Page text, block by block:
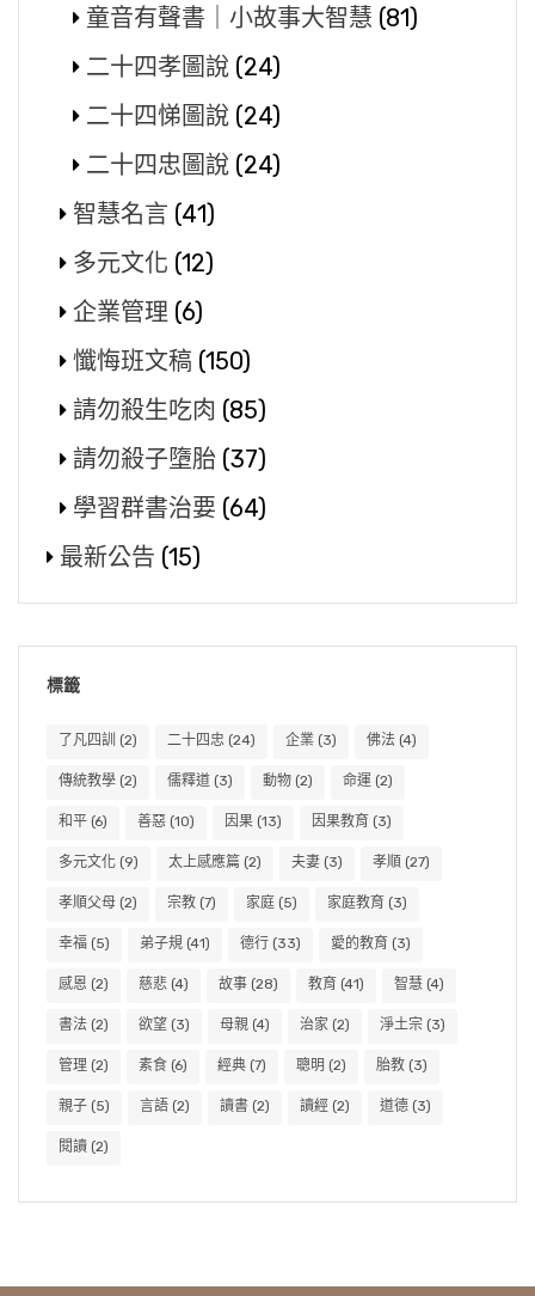
童音有聲書｜小故事大智慧 (81)
二十四孝圖說 (24)
二十四悌圖說 (24)
二十四忠圖說 (24)
智慧名言 (41)
多元文化 (12)
企業管理 (6)
懺悔班文稿 (150)
請勿殺生吃肉 (85)
請勿殺子墮胎 (37)
學習群書治要 (64)
最新公告 (15)
標籤
了凡四訓 (2) 二十四忠 (24) 企業 (3) 佛法 (4)
傳統教學 (2) 儒釋道 (3) 動物 (2) 命運 (2)
和平 (6) 善惡 (10) 因果 (13) 因果教育 (3)
多元文化 (9) 太上感應篇 (2) 夫妻 (3) 孝順 (27)
孝順父母 (2) 宗教 (7) 家庭 (5) 家庭教育 (3)
幸福 (5) 弟子規 (41) 德行 (33) 愛的教育 (3)
感恩 (2) 慈悲 (4) 故事 (28) 教育 (41) 智慧 (4)
書法 (2) 欲望 (3) 母親 (4) 治家 (2) 淨土宗 (3)
管理 (2) 素食 (6) 經典 (7) 聰明 (2) 胎教 (3)
親子 (5) 言語 (2) 讀書 (2) 讀經 (2) 道德 (3)
閱讀 (2)